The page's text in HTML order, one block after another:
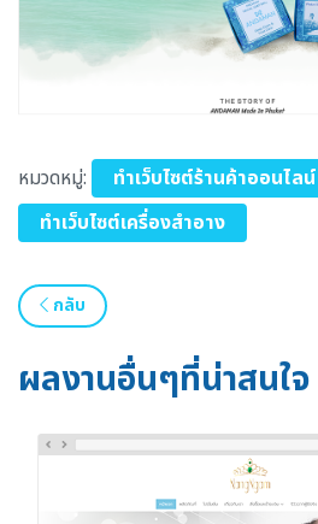
หมวดหมู่:
ทำเว็บไซต์ร้านค้าออนไลน์
ทำเว็บไซต์เครื่องสำอาง
กลับ
ผลงานอื่นๆที่น่าสนใจ